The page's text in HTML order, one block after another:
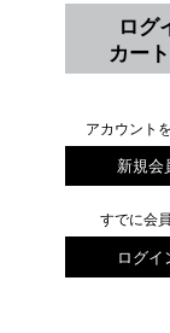
ログ
カー
アカウント
新規会
すでに会
ログイ